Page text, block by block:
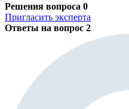
Решения вопроса 0
Пригласить эксперта
Ответы на вопрос 2